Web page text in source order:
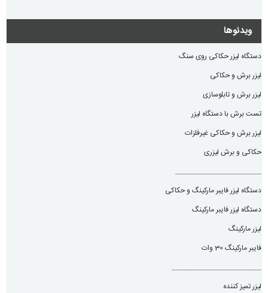
ویدئوها
دستگاه لیزر حکاکی روی سنگ
لیزر برش و حکاکی
لیزر برش و تابلوسازی
تست برش با دستگاه لیزر
لیزر برش و حکاکی غیرفلزات
حکاکی و برش لیزری
________________________
دستگاه لیزر فایبر مارکینگ و حکاکی
دستگاه لیزر فایبر مارکینگ
لیزر مارکینگ
فایبر مارکینگ 30 وات
_________________________
لیزر تمیز کننده